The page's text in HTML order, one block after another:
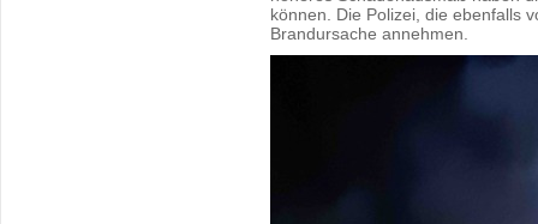
können. Die Polizei, die ebenfalls
Brandursache annehmen.